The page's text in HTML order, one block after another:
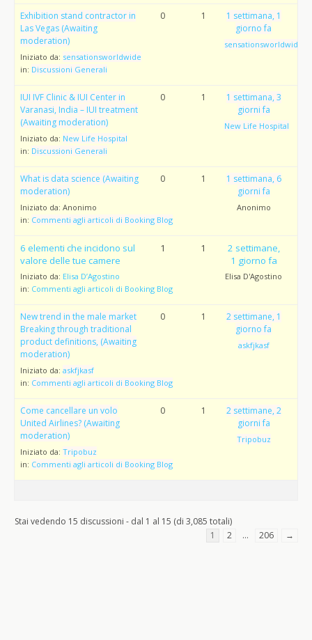
Exhibition stand contractor in
Las Vegas (Awaiting
moderation)
Iniziato da: sensationsworldwide
in: Discussioni Generali
0 1
1 settimana, 1
giorno fa
sensationsworldwide
IUI IVF Clinic & IUI Center in
Varanasi, India – IUI treatment
(Awaiting moderation)
Iniziato da: New Life Hospital
in: Discussioni Generali
0 1
1 settimana, 3
giorni fa
New Life Hospital
What is data science (Awaiting
moderation)
Iniziato da: Anonimo
in: Commenti agli articoli di Booking Blog
0 1
1 settimana, 6
giorni fa
Anonimo
6 elementi che incidono sul
valore delle tue camere
Iniziato da: Elisa D’Agostino
in: Commenti agli articoli di Booking Blog
1 1
2 settimane,
1 giorno fa
Elisa D'Agostino
New trend in the male market
Breaking through traditional
product definitions, (Awaiting
moderation)
Iniziato da: askfjkasf
in: Commenti agli articoli di Booking Blog
0 1
2 settimane, 1
giorno fa
askfjkasf
Come cancellare un volo
United Airlines? (Awaiting
moderation)
Iniziato da: Tripobuz
in: Commenti agli articoli di Booking Blog
0 1
2 settimane, 2
giorni fa
Tripobuz
Stai vedendo 15 discussioni - dal 1 al 15 (di 3,085 totali)
1
2 … 206 →